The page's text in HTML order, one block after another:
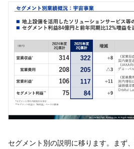
セグメント別の説明に移ります。まず